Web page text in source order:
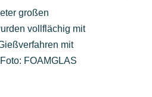
großen
vollflächig mit
mit
FOAMGLAS